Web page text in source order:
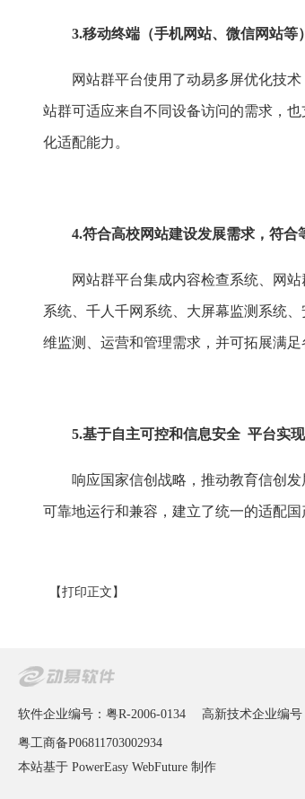
3.移动终端（手机网站、微信网站等
网站群平台使用了动易多屏优化技
站群可适应来自不同设备访问的需求，
化适配能力。
4.符合高校网站建设发展需求，符合
网站群平台集成内容检查系统、网
系统、千人千网系统、大屏幕监测系统
维监测、运营和管理需求，并可拓展满
5.基于自主可控和信息安全 平台实
响应国家信创战略，推动教育信创
可靠地运行和兼容，建立了统一的适配国
【打印正文】
软件企业编号：粤R-2006-0134 高新技术企业编号
粤工商备P06811703002934
本站基于 PowerEasy WebFuture 制作